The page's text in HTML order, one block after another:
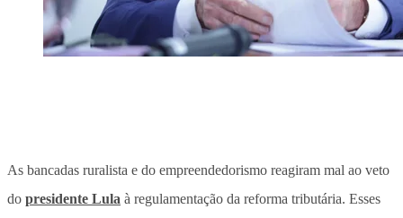
As bancadas ruralista e do empreendedorismo reagiram mal ao veto
do presidente Lula à regulamentação da reforma tributária. Esses